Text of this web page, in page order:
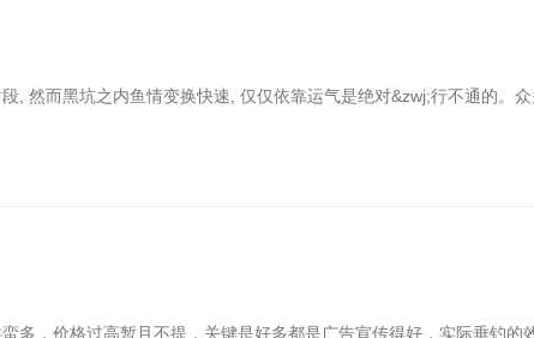
, 然而黑坑之内鱼情变换快速, 仅仅依靠运气是绝对&zwj;行不通的。
多，价格过高暂且不提，关键是好多都是广告宣传得好，实际垂钓的